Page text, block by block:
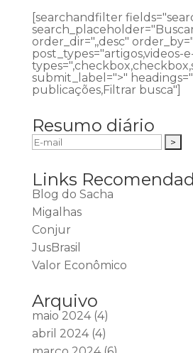
[searchandfilter
order_dir=",,desc"
post_types="artigos,videos-
submit_label=">"
publicações,Filtrar busca"]
Resumo diário
Links
Blog do Sacha
Migalhas
Conjur
JusBrasil
Valor Econômico
Arquivo
maio 2024(4)
abril 2024(4)